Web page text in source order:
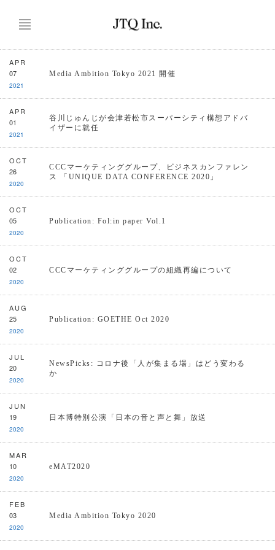
APR
07
2021
Media Ambition Tokyo 2021 開催
APR
01
2021
谷川じゅんじが会津若松市スーパーシティ構想アドバ
イザーに就任
OCT
26
2020
CCCマーケティンググループ、ビジネスカンファレン
ス 「UNIQUE DATA CONFERENCE 2020」
OCT
05
2020
Publication: Fol:in paper Vol.1
OCT
02
2020
CCCマーケティンググループの組織再編について
AUG
25
2020
Publication: GOETHE Oct 2020
JUL
20
2020
NewsPicks: コロナ後「人が集まる場」はどう変わる
か
JUN
19
2020
日本博特別公演「日本の音と声と舞」放送
MAR
10
2020
eMAT2020
FEB
03
2020
Media Ambition Tokyo 2020